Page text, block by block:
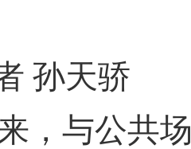
孙天骄
， 与公共